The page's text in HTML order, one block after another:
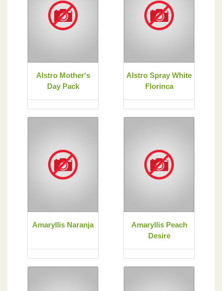
Alstro Mother's
Day Pack
Alstro Spray White
Florinca
Amaryllis Naranja
Amaryllis Peach
Desire